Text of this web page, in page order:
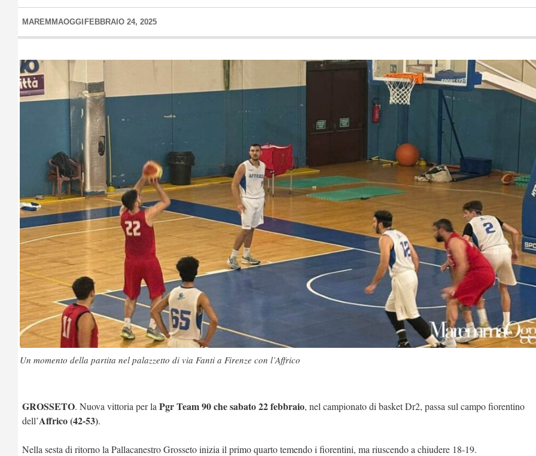
MAREMMAOGGI FEBBRAIO 24, 2025
Un momento della partita nel palazzetto di via Fanti a Firenze con l’Affrico
GROSSETO. Nuova vittoria per la Pgr Team 90 che sabato 22 febbraio, nel campionato di basket Dr2, passa sul campo fiorentino
dell’Affrico (42-53).
Nella sesta di ritorno la Pallacanestro Grosseto inizia il primo quarto temendo i fiorentini, ma riuscendo a chiudere 18-19.